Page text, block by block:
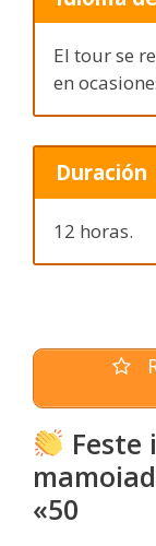
El tour se
en
Duración
12 horas.
Feste
«50